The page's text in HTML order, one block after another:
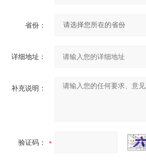
省份：
详细地址：
补充说明：
验证码：